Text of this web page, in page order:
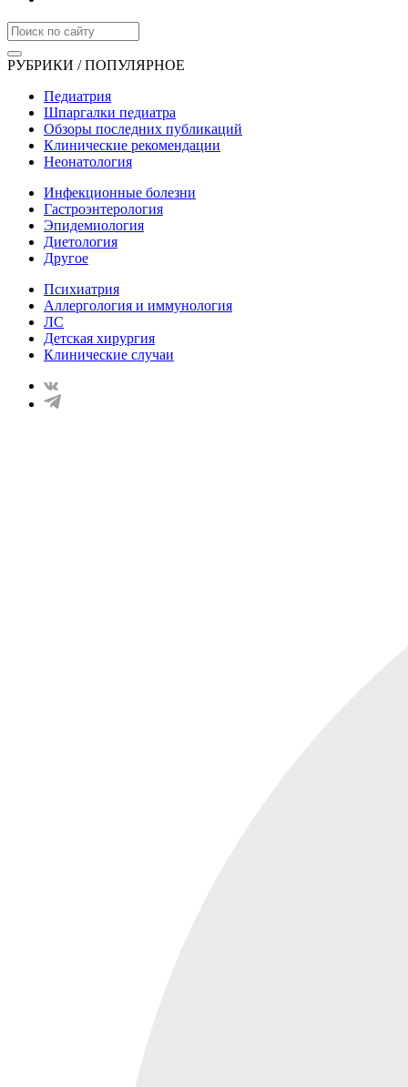
РУБРИКИ / ПОПУЛЯРНОЕ
Педиатрия
Шпаргалки педиатра
Обзоры последних публикаций
Клинические рекомендации
Неонатология
Инфекционные болезни
Гастроэнтерология
Эпидемиология
Диетология
Другое
Психиатрия
Аллергология и иммунология
ЛС
Детская хирургия
Клинические случаи